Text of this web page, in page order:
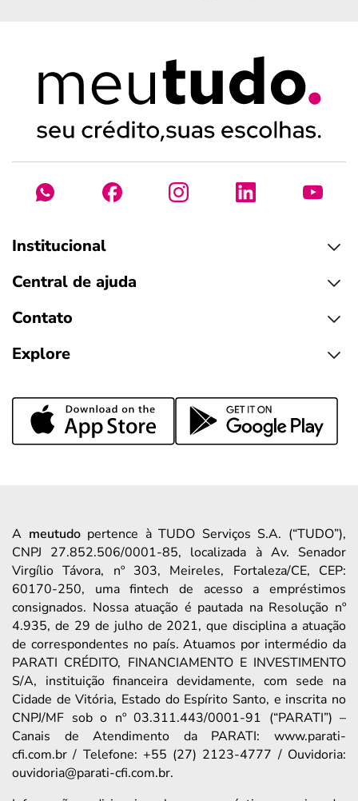
Institucional
Central de ajuda
Contato
Explore
A meutudopertence à TUDO Serviços S.A. (“TUDO”),
CNPJ 27.852.506/0001-85, localizada à Av. Senador
Virgílio Távora, nº 303, Meireles, Fortaleza/CE, CEP:
60170-250, uma fintech de acesso a empréstimos
consignados. Nossa atuação é pautada na Resolução nº
4.935, de 29 de julho de 2021, que disciplina a atuação
de correspondentes no país. Atuamos por intermédio da
PARATI CRÉDITO, FINANCIAMENTO E INVESTIMENTO
S/A, instituição financeira devidamente, com sede na
Cidade de Vitória, Estado do Espírito Santo, e inscrita no
CNPJ/MF sob o nº 03.311.443/0001-91 (“PARATI”) –
Canais de Atendimento da PARATI: www.parati-
cfi.com.br / Telefone: +55 (27) 2123-4777 / Ouvidoria:
ouvidoria@parati-cfi.com.br.